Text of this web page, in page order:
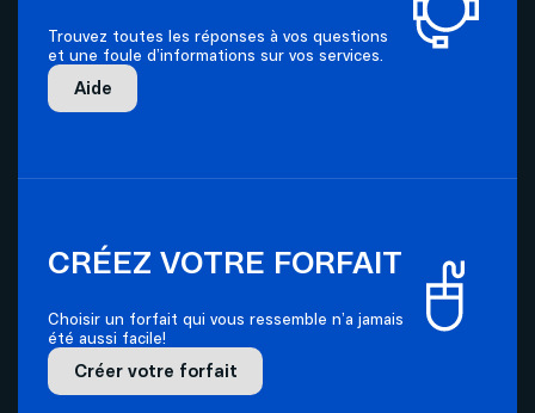
Trouvez toutes les réponses à vos questions
et une foule d’informations sur vos services.
Aide
CRÉEZ VOTRE FORFAIT
Choisir un forfait qui vous ressemble n’a jamais
été aussi facile!
Créer votre forfait